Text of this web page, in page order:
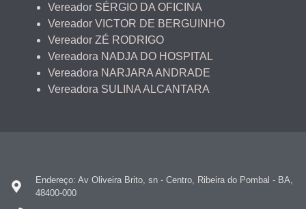
Vereador SÉRGIO DA OFICINA
Vereador VICTOR DE BERGUINHO
Vereador ZÉ RODRIGO
Vereadora NADJA DO HOSPITAL
Vereadora NARJARA ANDRADE
Vereadora SULINA ALCANTARA
Endereço: Av Oliveira Brito, sn - Centro, Ribeira do Pombal - BA,
48400-000